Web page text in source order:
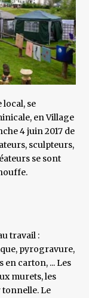
se
en Village
4 juin 2017 de
sculpteurs,
se sont
travail :
pyrogravure,
en carton, ... Les
murets, les
tonnelle. Le